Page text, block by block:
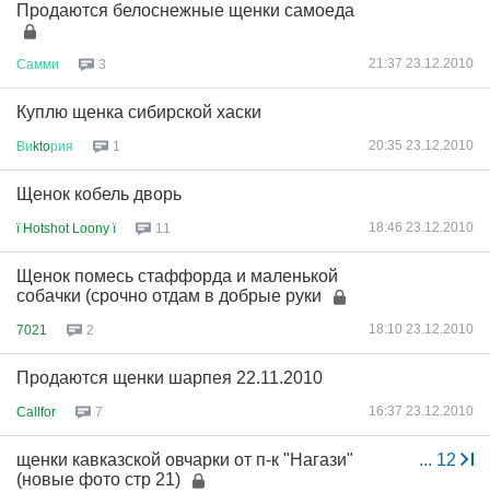
Продаются белоснежные щенки самоеда
Самми 3 21:37 23.12.2010
Куплю щенка сибирской хаски
Виktoрия 1 20:35 23.12.2010
Щенок кобель дворь
ї Hotshot Loony ї 11 18:46 23.12.2010
Щенок помесь стаффорда и маленькой
собачки (срочно отдам в добрые руки
7021 2 18:10 23.12.2010
Продаются щенки шарпея 22.11.2010
Callfor 7 16:37 23.12.2010
... 12
щенки кавказской овчарки от п-к "Нагази"
(новые фото стр 21)